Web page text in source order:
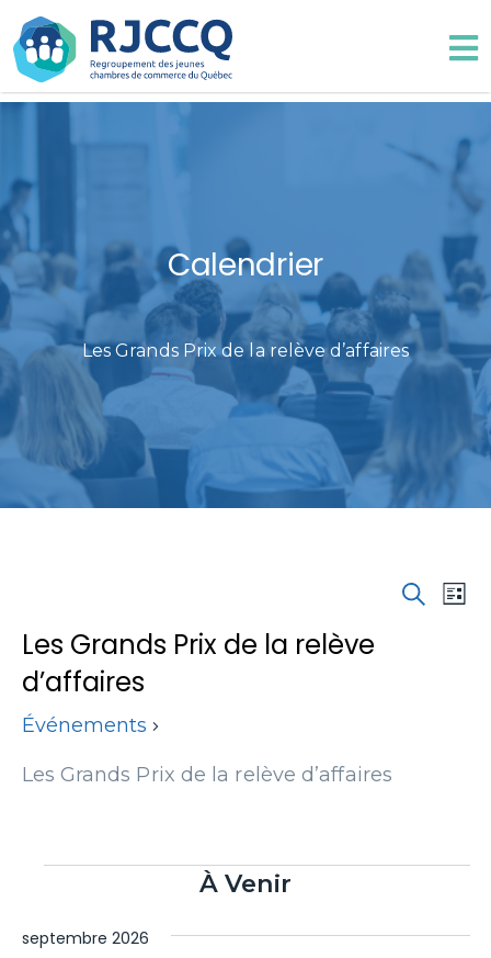
Calendrier
Les Grands Prix de la relève d’affaires
Les Grands Prix de la relève
d’affaires
Événements
Les Grands Prix de la relève d’affaires
À VenirSélectionnez
une
septembre 2026